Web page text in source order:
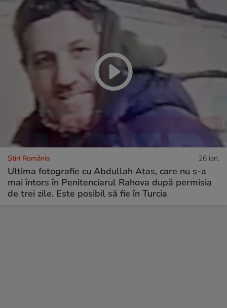
Știri România 26 ian.
Ultima fotografie cu Abdullah Atas, care nu s-a
mai întors în Penitenciarul Rahova după permisia
de trei zile. Este posibil să fie în Turcia